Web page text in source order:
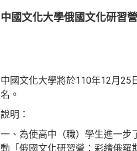
中國文化大學俄國文化研習
中國文化大學將於110年12月25
名。
說明：
一、為使高中（職）學生進一步
動「俄國文化研習營：彩繪俄羅